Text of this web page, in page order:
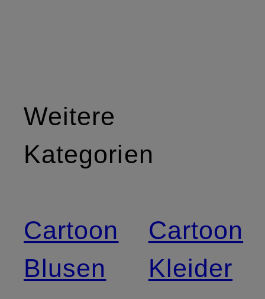
Weitere
Kategorien
Cartoon
Blusen
Cartoon
Kleider